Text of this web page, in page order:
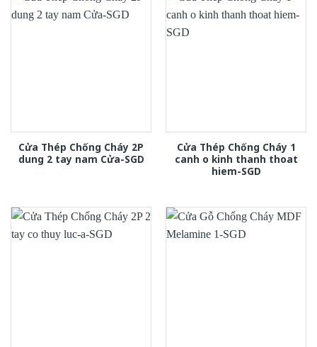
Cửa Thép Chống Cháy 2P
dung 2 tay nam Cửa-SGD
Cửa Thép Chống Cháy 1
canh o kinh thanh thoat
hiem-SGD